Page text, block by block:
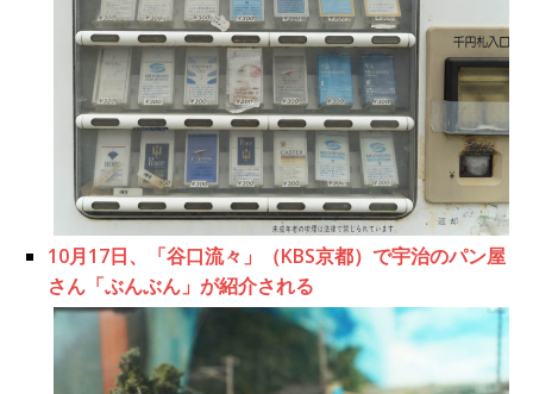
10月17日、「谷口流々」（KBS京都）で宇治のパン屋
さん「ぶんぶん」が紹介される